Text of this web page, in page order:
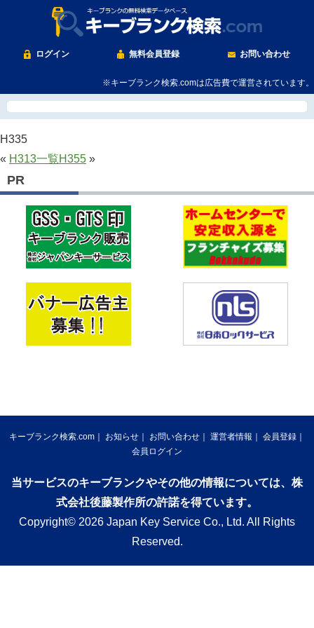
ログイン 無料会員登録 お問い合わせ
※キーブランク検索.comは広告費で運営されています。
H335
« H313一覧H355 »
PR
キーブランク検索.com お知らせ お問い合わせ 運営者情報
会員登録
会員ログイン
当サービスのキーブランクやその他の情報については、株
式会社後藤製作所の許諾を得ています。
Copyright© 2026 Japan Key Service Co., Ltd. All Rights
Reserved.